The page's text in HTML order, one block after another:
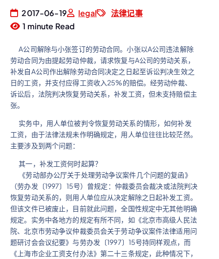
2017-06-19 legal
法律记事
1 minute Read
A公司解除与小张签订的劳动合同。小张以A公司违法解除
劳动合同为由提起劳动仲裁，请求恢复与A公司的劳动关系，
补发自A公司作出解除劳动合同决定之日起至诉讼判决生效之
日的工资，并支付应得工资收入25%的赔偿。经劳动仲裁、
诉讼后，法院判决恢复劳动关系，补发工资，但未支持赔偿主
张。
实务中，用人单位被判令恢复劳动关系的情形，如何补发
工资，由于法律法规未作明确规定，用人单位往往比较茫然。
主要涉及到两个问题：
其一，补发工资何时起算？
《劳动部办公厅关于处理劳动争议案件几个问题的复函》
（劳办发〔1997〕15号）曾规定：仲裁委员会裁决或法院判决
恢复劳动关系的，则用人单位应从决定解除之日起补发工资。
但该文件已被废止，目前就此问题，全国性规定中无其他明确
规定。实务中各地方的规定有所不同，如《北京市高级人民法
院、北京市劳动争议仲裁委员会关于劳动争议案件法律适用问
题研讨会会议纪要》与劳办发〔1997〕15号持同样观点，而
《上海市企业工资支付办法》第二十三条规定，此种情况下，